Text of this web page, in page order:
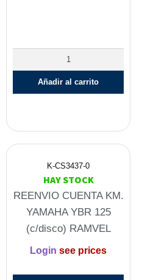
Añadir al carrito
K-CS3437-0
HAY STOCK
REENVIO CUENTA KM.
YAMAHA YBR 125
(c/disco) RAMVEL
Login see prices